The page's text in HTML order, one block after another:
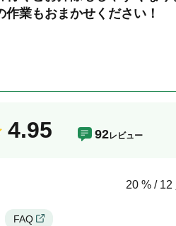
作業もおまかせください！
4.95 92レビュー
20 % / 12
FAQ